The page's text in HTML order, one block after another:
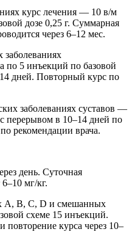
курс лечения — 10 в/м
дозе 0,25 г. Суммарная
через 6–12 мес.
по 5 инъекций по базовой
дней. Повторный курс по
заболеваниях суставов —
перерывом в 10–14 дней по
рекомендации врача.
день. Суточная
6–10 мг/кг.
А, В, С, D и смешанных
схеме 15 инъекций.
курса через 10–